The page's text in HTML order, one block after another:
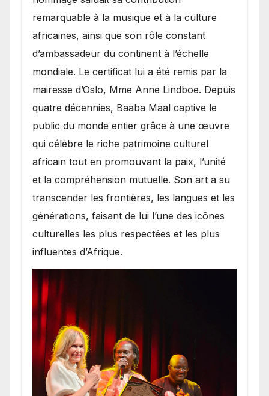
remarquable à la musique et à la culture
africaines, ainsi que son rôle constant
d’ambassadeur du continent à l’échelle
mondiale. Le certificat lui a été remis par la
mairesse d’Oslo, Mme Anne Lindboe. Depuis
quatre décennies, Baaba Maal captive le
public du monde entier grâce à une œuvre
qui célèbre le riche patrimoine culturel
africain tout en promouvant la paix, l’unité
et la compréhension mutuelle. Son art a su
transcender les frontières, les langues et les
générations, faisant de lui l’une des icônes
culturelles les plus respectées et les plus
influentes d’Afrique.